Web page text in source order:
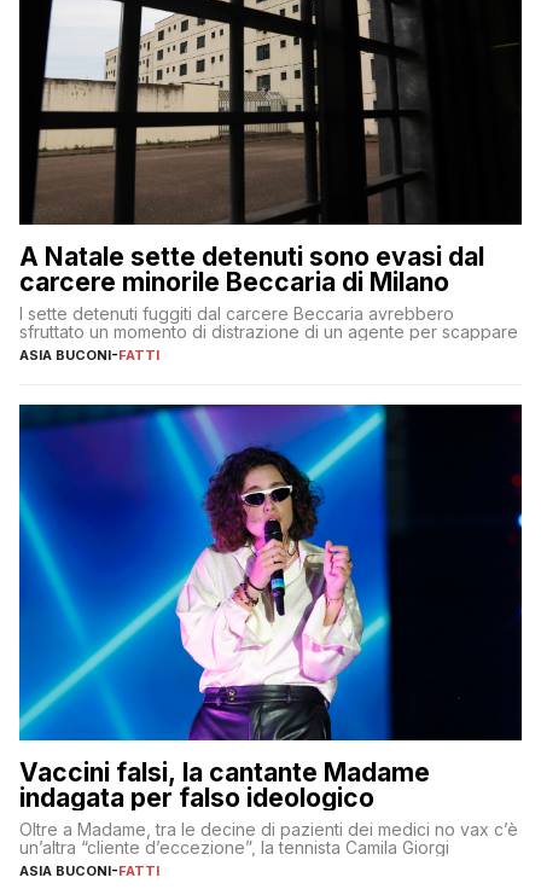
A Natale sette detenuti sono evasi dal
carcere minorile Beccaria di Milano
I sette detenuti fuggiti dal carcere Beccaria avrebbero
sfruttato un momento di distrazione di un agente per scappare
ASIA BUCONI-FATTI
Vaccini falsi, la cantante Madame
indagata per falso ideologico
Oltre a Madame, tra le decine di pazienti dei medici no vax c’è
un’altra “cliente d’eccezione”, la tennista Camila Giorgi
ASIA BUCONI-FATTI